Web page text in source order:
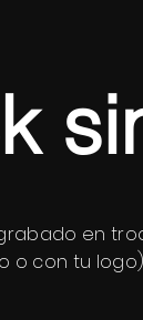
en
o con tu logo)